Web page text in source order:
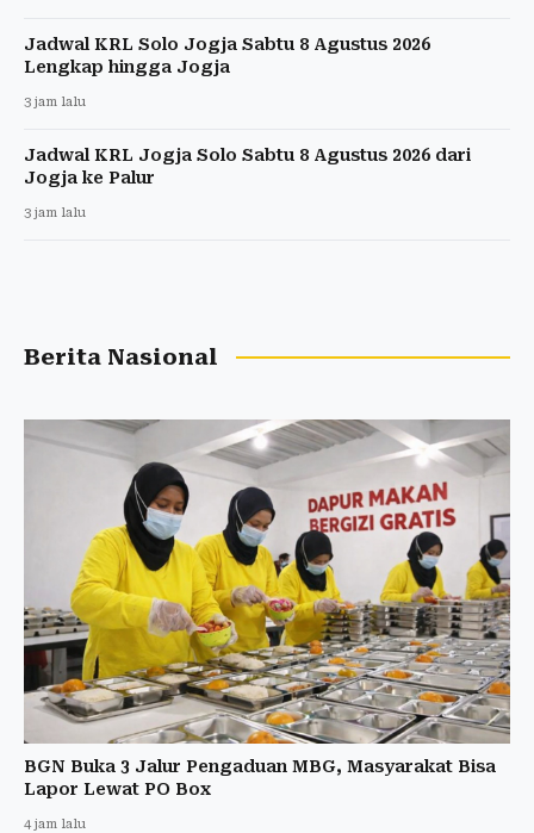
Jadwal KRL Solo Jogja Sabtu 8 Agustus 2026
Lengkap hingga Jogja
3 jam lalu
Jadwal KRL Jogja Solo Sabtu 8 Agustus 2026 dari
Jogja ke Palur
3 jam lalu
Berita Nasional
BGN Buka 3 Jalur Pengaduan MBG, Masyarakat Bisa
Lapor Lewat PO Box
4 jam lalu